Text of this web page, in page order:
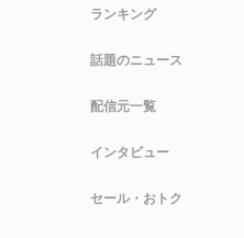
ランキング
話題のニュース
配信元一覧
インタビュー
セール・おトク